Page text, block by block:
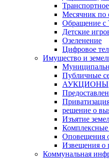
Месячник по
Обращение
Детские
Озеленение
Цифровое
Имущество и
Публичные
АУКЦИОНЫ
решение о
Изъятие
Комплексные
Оповещения
Извещения о
Коммунальная